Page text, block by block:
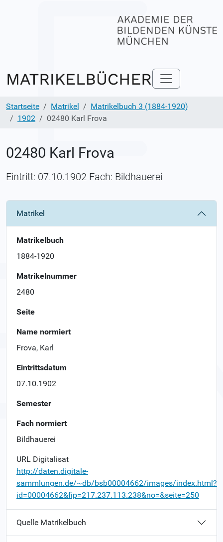
Startseite Matrikel
Matrikelbuch 3 (1884-1920)
1902
02480 Karl Frova
02480 Karl Frova
Eintritt: 07.10.1902 Fach: Bildhauerei
Matrikel
Matrikelbuch
1884-1920
Matrikelnummer
2480
Seite
Name normiert
Frova, Karl
Eintrittsdatum
07.10.1902
Semester
Fach normiert
Bildhauerei
URL Digitalisat
http://daten.digitale-
sammlungen.de/~db/bsb00004662/images/index.html?
id=00004662&fip=217.237.113.238&no=&seite=250
Quelle Matrikelbuch